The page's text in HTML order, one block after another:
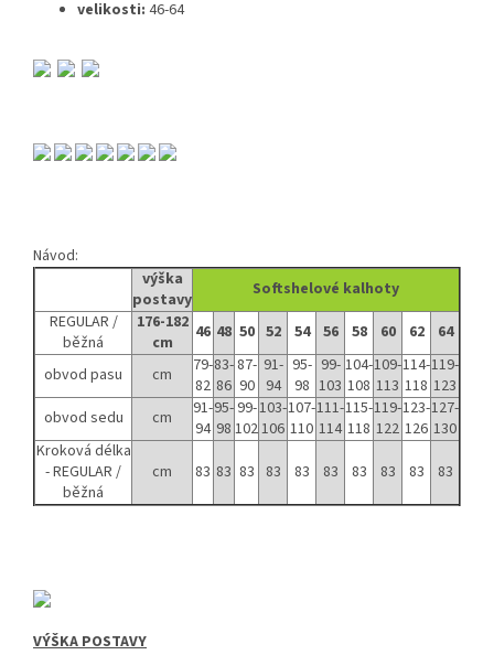
velikosti: 46-64
Návod:
výška
postavy
Softshelové kalhoty
REGULAR /
běžná
176-182
cm
46 48 50 52 54 56 58 60 62
64
obvod pasu
cm
79-
82
83-
86
87-
90
91-
94
95-
98
99-
103
104-
108
109-
113
114-
118
119-
123
obvod sedu
cm
91-
94
95-
98
99-
102
103-
106
107-
110
111-
114
115-
118
119-
122
123-
126
127-
130
Kroková délka
- REGULAR /
běžná
cm 83 83 83 83 83 83 83 83 83 83
VÝŠKA POSTAVY